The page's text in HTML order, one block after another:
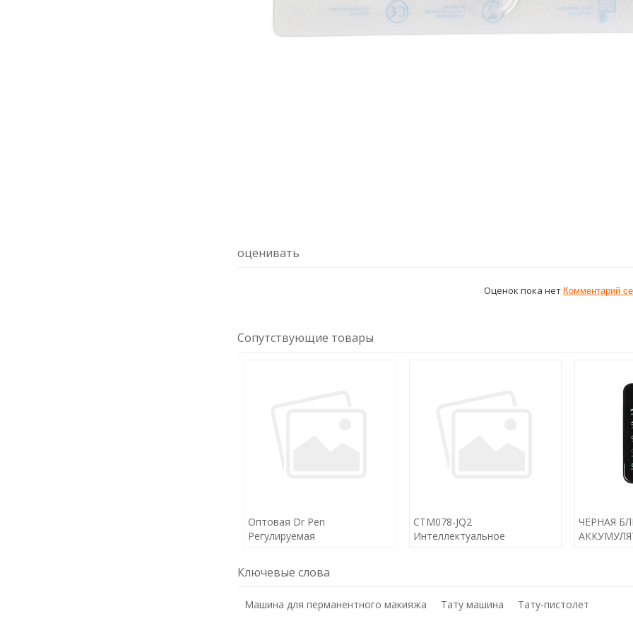
оценивать
Оценок пока нет Комментарий
Сопутствующие товары
Оптовая Dr Pen
Регулируемая
CTM078-JQ2
Интеллектуальное
ЧЕРНАЯ
Ключевые слова
Машина для перманентного макияжа Тату машина Тату-пистолет